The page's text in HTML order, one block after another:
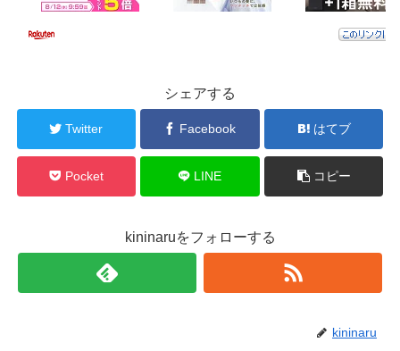
シェアする
Twitter Facebook はてブ
Pocket LINE コピー
kininaruをフォローする
kininaru